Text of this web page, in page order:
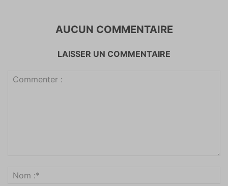
AUCUN COMMENTAIRE
LAISSER UN COMMENTAIRE